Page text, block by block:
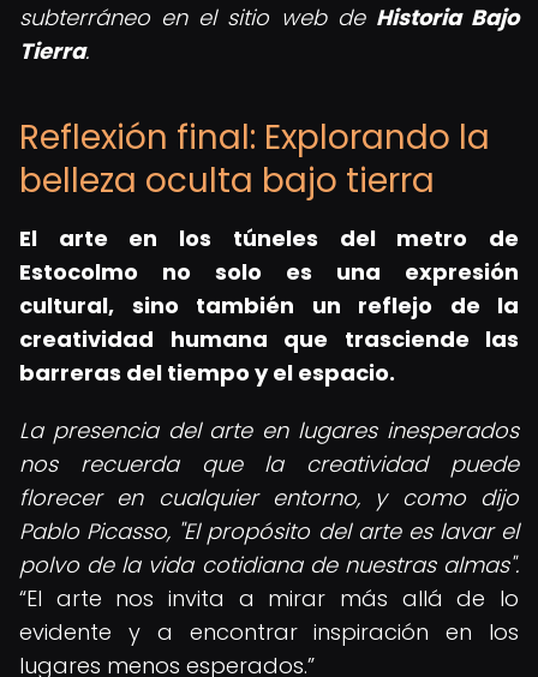
subterráneo en el sitio web de Historia Bajo
Tierra.
Reflexión final: Explorando la
belleza oculta bajo tierra
El arte en los túneles del metro de
Estocolmo no solo es una expresión
cultural, sino también un reflejo de la
creatividad humana que trasciende las
barreras del tiempo y el espacio.
La presencia del arte en lugares inesperados
nos recuerda que la creatividad puede
florecer en cualquier entorno, y como dijo
Pablo Picasso, "El propósito del arte es lavar el
polvo de la vida cotidiana de nuestras almas".
El arte nos invita a mirar más allá de lo
evidente y a encontrar inspiración en los
lugares menos esperados.